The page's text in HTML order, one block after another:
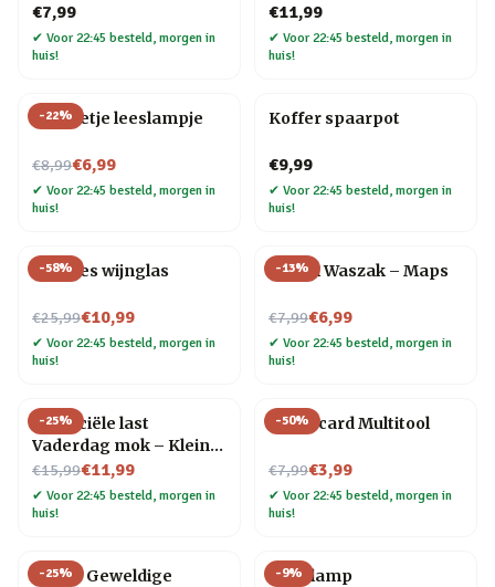
€7,99
✔ Voor 22:45 besteld, morgen in
huis!
€11,99
✔ Voor 22:45 besteld, morgen in
huis!
-22%
Mannetje leeslampje
€8,99
Nu voor€6,99
✔ Voor 22:45 besteld, morgen in
huis!
Koffer spaarpot
€9,99
✔ Voor 22:45 besteld, morgen in
huis!
-58%
Wijnfles wijnglas
€25,99
Nu voor€10,99
✔ Voor 22:45 besteld, morgen in
huis!
-13%
Travel Waszak – Maps
€7,99
Nu voor€6,99
✔ Voor 22:45 besteld, morgen in
huis!
-25%
Financiële last
Vaderdag mok – Kleine
meisje
€15,99
Nu voor€11,99
✔ Voor 22:45 besteld, morgen in
huis!
-50%
Creditcard Multitool
€7,99
Nu voor€3,99
✔ Voor 22:45 besteld, morgen in
huis!
-25%
Meest Geweldige
-9%
Gloeilamp